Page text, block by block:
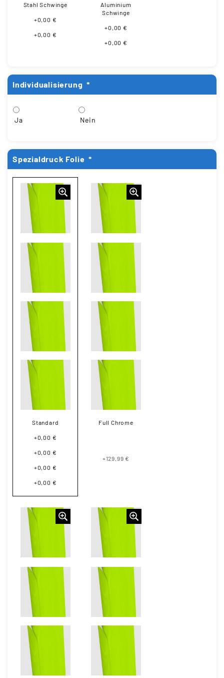
Stahl Schwinge
+0,00 €
+0,00 €
Aluminium
Schwinge
+0,00 €
+0,00 €
Individualisierung *
Ja Nein
Spezialdruck Folie *
Standard
+0,00 €
+0,00 €
+0,00 €
+0,00 €
Full Chrome
+129,99 €